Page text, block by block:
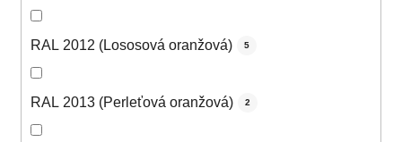
RAL 2012 (Lososová oranžová) 5
RAL 2013 (Perleťová oranžová) 2